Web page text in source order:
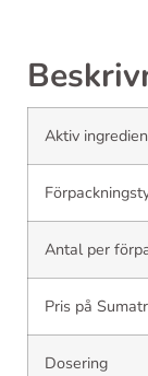
Aktiv
Antal per
Pris på
Dosering